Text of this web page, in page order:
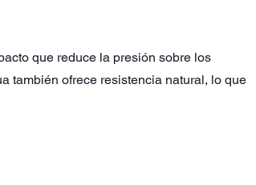
que reduce la presión sobre los
también ofrece resistencia natural, lo que